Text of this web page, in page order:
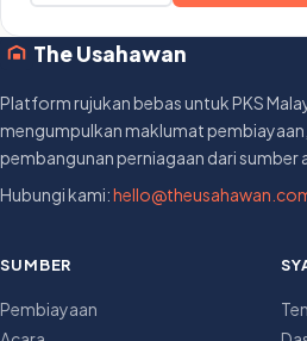
The Usahawan
Platform rujukan bebas untuk PKS
mengumpulkan maklumat
pembangunan perniagaan dari sumber
Hubungi kami:
SUMBER
Pembiayaan